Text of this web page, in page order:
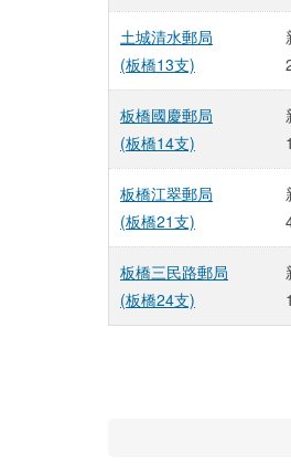
土城清水郵局
(板橋13支)
板橋國慶郵局
(板橋14支)
板橋江翠郵局
(板橋21支)
板橋三民路郵局
(板橋24支)